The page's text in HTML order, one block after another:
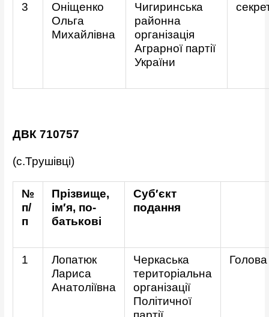
3
Оніщенко
Ольга
Михайлівна
Чигиринська
районна
організація
Аграрної партії
України
ДВК 710757
(с.Трушівці)
№
п/
п
Прізвище,
ім′я, по-
батькові
Суб′єкт
подання
1
Лопатюк
Лариса
Анатоліївна
Черкаська
територіальна
організації
Політичної
Голова